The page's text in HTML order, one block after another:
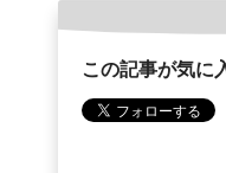
この記事が気に